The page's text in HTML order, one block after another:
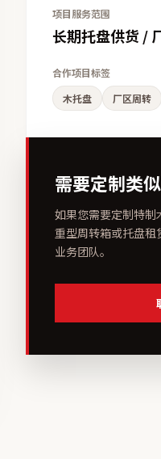
项目服务范围
长期托盘供货 /
合作项目标签
木托盘
厂区周转
需要定制类似
如果您需要定制特制
重型周转箱或托盘
业务团队。